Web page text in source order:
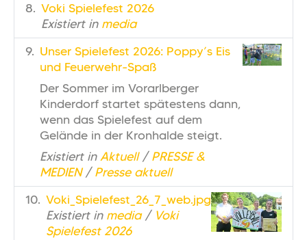
Voki Spielefest 2026
Existiert in media
Unser Spielefest 2026: Poppy’s Eis
und Feuerwehr-Spaß
Der Sommer im Vorarlberger
Kinderdorf startet spätestens dann,
wenn das Spielefest auf dem
Gelände in der Kronhalde steigt.
Existiert in Aktuell /PRESSE &
MEDIEN /Presse aktuell
Voki_Spielefest_26_7_web.jpg
Existiert in media / Voki
Spielefest 2026